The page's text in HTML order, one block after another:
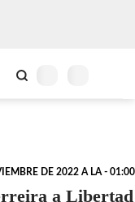
DE 2022 A LA - 01:00
a Libertad